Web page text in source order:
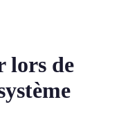
lors de